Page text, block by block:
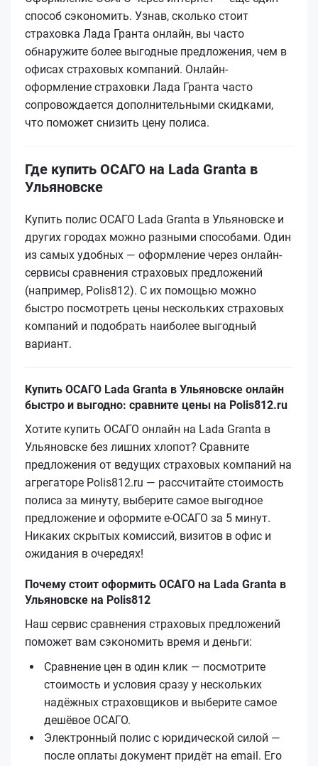
способ сэкономить. Узнав, сколько стоит
страховка Лада Гранта онлайн, вы часто
обнаружите более выгодные предложения, чем в
офисах страховых компаний. Онлайн-
оформление страховки Лада Гранта часто
сопровождается дополнительными скидками,
что поможет снизить цену полиса.
Где купить ОСАГО на Lada Granta в
Ульяновске
Купить полис ОСАГО Lada Granta в Ульяновске и
других городах можно разными способами. Один
из самых удобных — оформление через онлайн-
сервисы сравнения страховых предложений
(например, Polis812). С их помощью можно
быстро посмотреть цены нескольких страховых
компаний и подобрать наиболее выгодный
вариант.
Купить ОСАГО Lada Granta в Ульяновске онлайн
быстро и выгодно: сравните цены на Polis812.ru
Хотите купить ОСАГО онлайн на Lada Granta в
Ульяновске без лишних хлопот? Сравните
предложения от ведущих страховых компаний на
агрегаторе Polis812.ru — рассчитайте стоимость
полиса за минуту, выберите самое выгодное
предложение и оформите е‑ОСАГО за 5 минут.
Никаких скрытых комиссий, визитов в офис и
ожидания в очередях!
Почему стоит оформить ОСАГО на Lada Granta в
Ульяновске на Polis812
Наш сервис сравнения страховых предложений
поможет вам сэкономить время и деньги:
Сравнение цен в один клик — посмотрите
стоимость и условия сразу у нескольких
надёжных страховщиков и выберите самое
дешёвое ОСАГО.
Электронный полис с юридической силой —
после оплаты документ придёт на email. Его